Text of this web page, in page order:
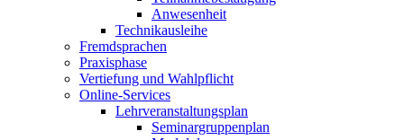
Anwesenheit
Technikausleihe
Fremdsprachen
Praxisphase
Vertiefung und Wahlpflicht
Online-Services
Lehrveranstaltungsplan
Seminargruppenplan